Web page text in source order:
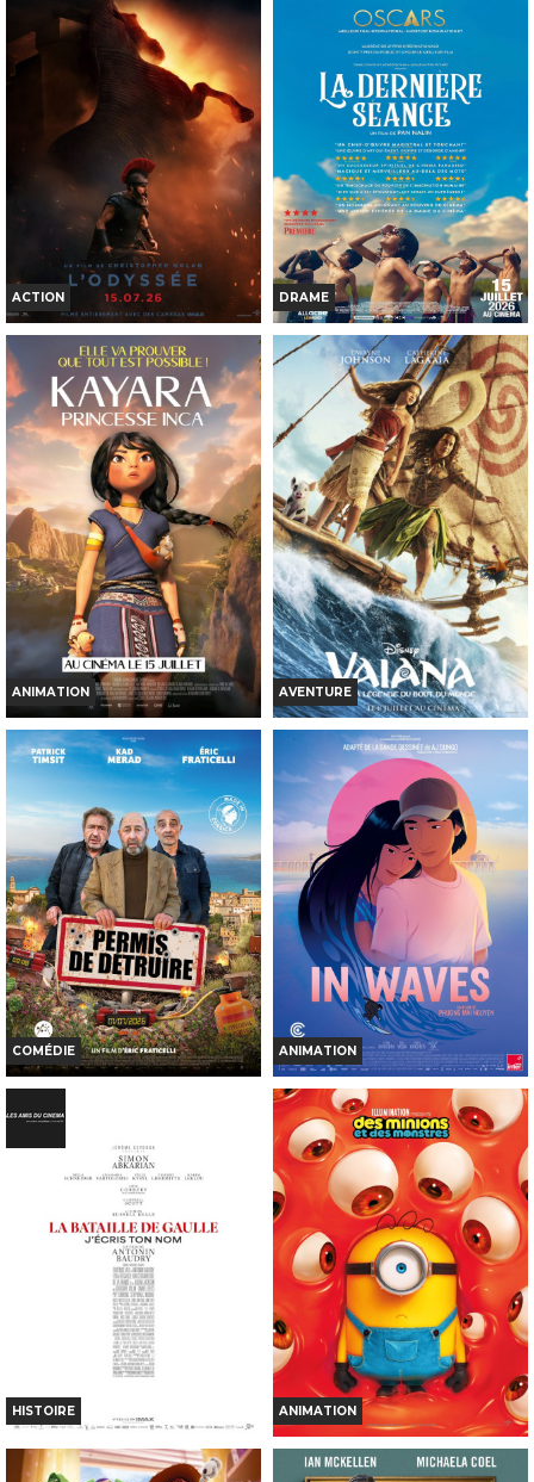
RITCHIE
Horaires et Infos
Bande-annonce
Réservation
TOUT PUBLIC
VF
Horaires et Infos
Bande-annonce
Réservation
TOUT PUBLIC
VF
ACTION
L'ODYSSÉE
Horaires et Infos
Bande-annonce
Réservation
INT. -12ans
VF
DRAME
LA DERNIÈRE SÉANCE
Horaires et Infos
Bande-annonce
Réservation
TOUT PUBLIC
VOST
ANIMATION
KAYARA, PRINCESSE INCA
Horaires et Infos
Bande-annonce
Réservation
TOUT PUBLIC
VF
AVENTURE
VAIANA, LA LÉGENDE DU BOUT
DU MONDE
Horaires et Infos
Bande-annonce
Réservation
TOUT PUBLIC
COMÉDIE
Horaires et Infos
Bande-annonce
Réservation
TOUT PUBLIC
ANIMATION
IN WAVES
Horaires et Infos
Bande-annonce
Réservation
TOUT PUBLIC
VF
HISTOIRE
LA BATAILLE DE GAULLE -
PARTIE 2 : J'ÉCRIS TON NOM
ANIMATION
DES MINIONS ET DES
MONSTRES